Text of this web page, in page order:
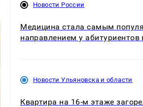
Новости России
Медицина стала самым
направлением у абитуриентов
Новости Ульяновска и области
Квартира на 16-м этаже